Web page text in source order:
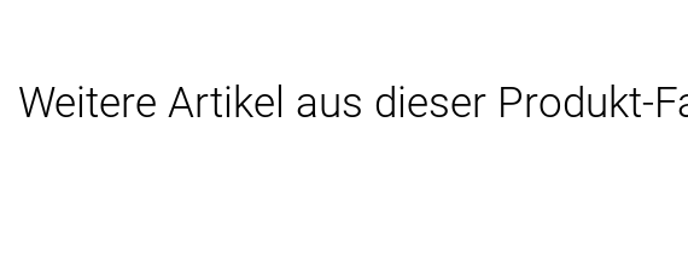
Weitere Artikel aus dieser Produkt-